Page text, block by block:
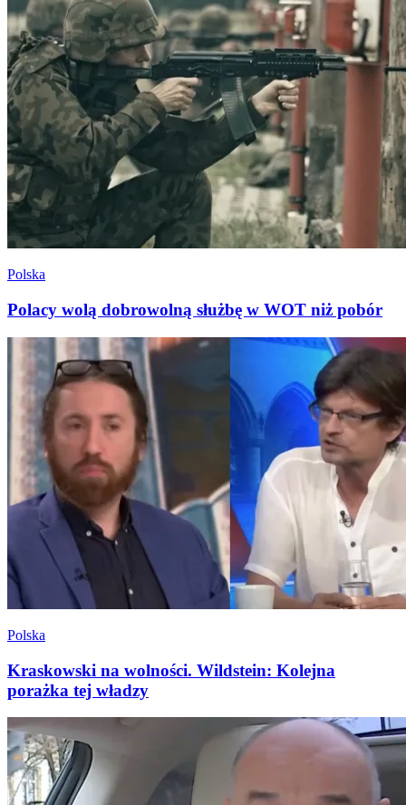
Polska
Polacy wolą dobrowolną służbę w WOT niż pobór
Polska
Kraskowski na wolności. Wildstein: Kolejna
porażka tej władzy